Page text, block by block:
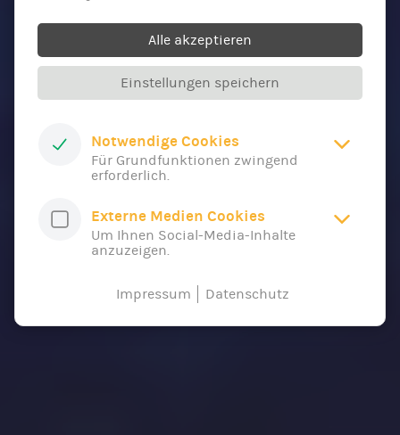
Alle akzeptieren
Einstellungen speichern
Notwendige Cookies
Für Grundfunktionen zwingend
erforderlich.
Externe Medien Cookies
Um Ihnen Social-Media-Inhalte
anzuzeigen.
Impressum Datenschutz